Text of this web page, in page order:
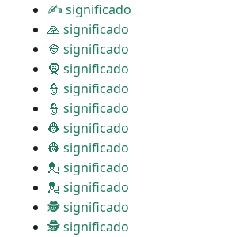
✍ significado
🙏 significado
👳 significado
🧕 significado
👮 significado
👮 significado
👷 significado
👷 significado
💂 significado
💂 significado
🕵 significado
🕵 significado